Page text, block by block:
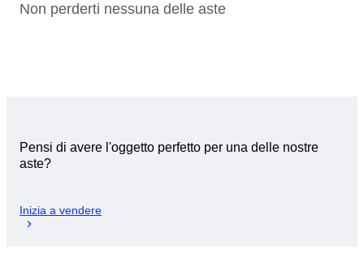
Non perderti nessuna delle aste
Pensi di avere l'oggetto perfetto per una delle nostre
aste?
Inizia a vendere